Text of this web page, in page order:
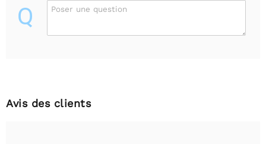
Q Poser une question
Avis des clients